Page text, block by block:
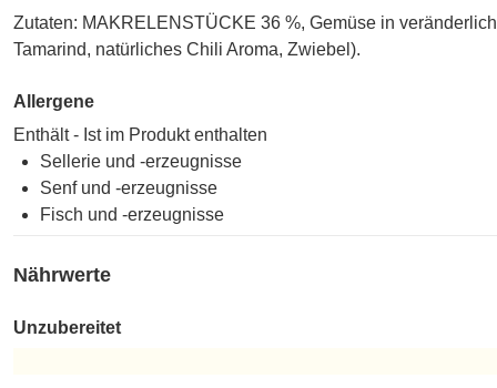
Zutaten: MAKRELENSTÜCKE 36 %, Gemüse in
Tamarind, natürliches Chili Aroma, Zwiebel).
Allergene
Enthält - Ist im Produkt enthalten
Sellerie und -erzeugnisse
Senf und -erzeugnisse
Fisch und -erzeugnisse
Nährwerte
Unzubereitet